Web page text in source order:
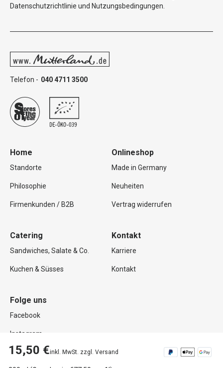
15,50 €inkl. MwSt. zzgl. Versand
Datenschutzrichtlinie und Nutzungsbedingungen
Telefon - 040 4711 3500
Home
Standorte
Philosophie
Firmenkunden / B2B
Onlineshop
Made in Germany
Neuheiten
Vertrag widerrufen
Catering
Sandwiches, Salate & Co.
Kuchen & Süsses
Kontakt
Karriere
Kontakt
Folge uns
Facebook
Instagram